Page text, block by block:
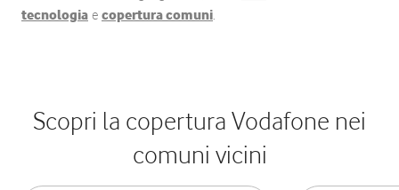
tecnologia e copertura comuni.
Scopri la copertura Vodafone nei
comuni vicini